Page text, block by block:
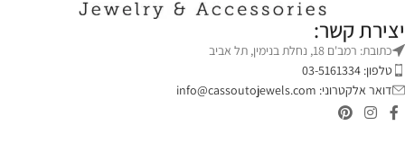
יצירת קשר:
כתובת: רמב'ם 18, נחלת בנימין, תל אביב
טלפון: 03-5161334
דואר אלקטרוני: info@cassoutojewels.com